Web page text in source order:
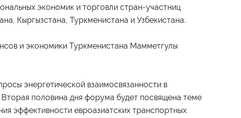
экономик и торговли стран-участниц
Кыргызстана, Туркменистана и Узбекистана.
и экономики Туркменистана Мамметгулы
энергетической взаимосвязанности в
половина дня форума будет посвящена теме
эффективности евроазиатских транспортных